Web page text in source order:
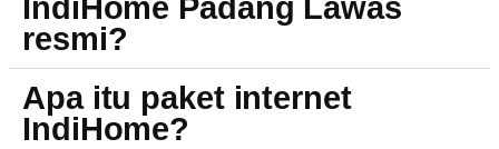
IndiHome Padang Lawas
resmi?
Apa itu paket internet
IndiHome?